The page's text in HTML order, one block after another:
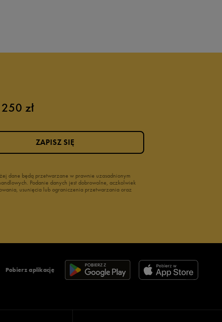
zł
dane będą przetwarzane w prawnie uzasadnionym
Podanie danych jest dobrowolne, aczkolwiek
usunięcia lub ograniczenia przetwarzania oraz
ZAPISZ SIĘ
Pobierz aplikację